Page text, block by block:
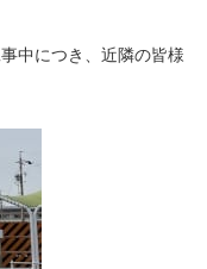
中につき、近隣の皆様